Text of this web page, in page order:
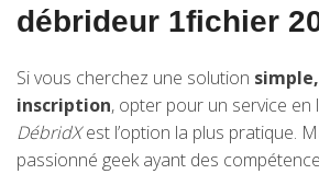
débrideur 1fichier
Si vous cherchez une solution
inscription, opter pour un service en
DébridXest l’option la plus pratique.
passionné geek ayant des